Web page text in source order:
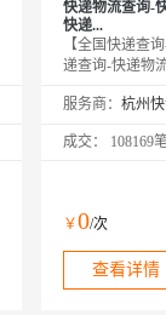
快递物流查询-
快递...
【全国快递查
递查询-快递物
查询-快递查询-
递物流查询-快
流查询-快递
询-物流查询-
查询-物流查询-
服务商：
成交： 108169
￥0/次
查看详情